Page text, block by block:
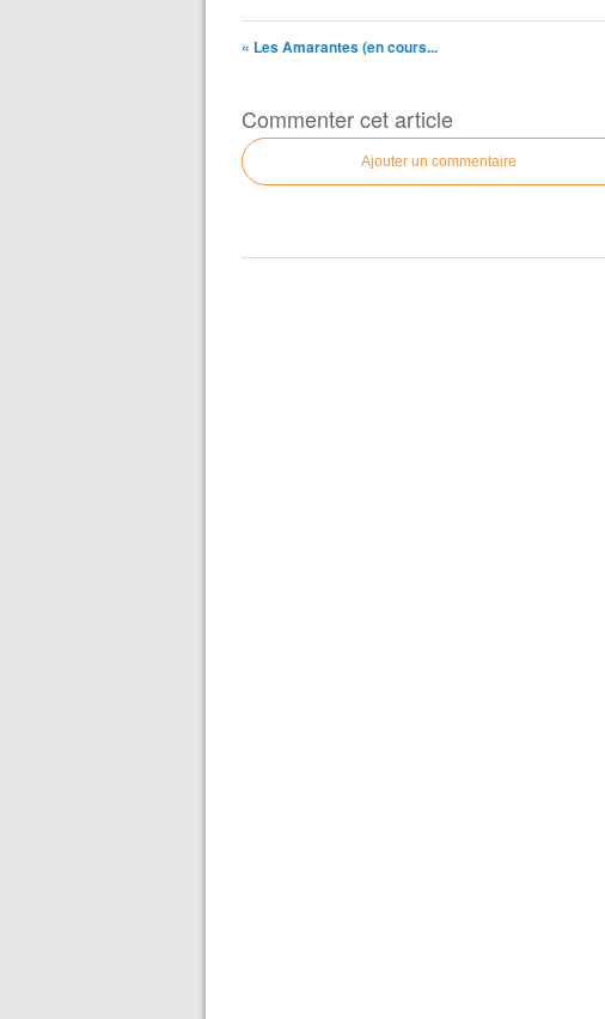
« Les Amarantes (en cours...
Commenter cet article
Ajouter un commentaire